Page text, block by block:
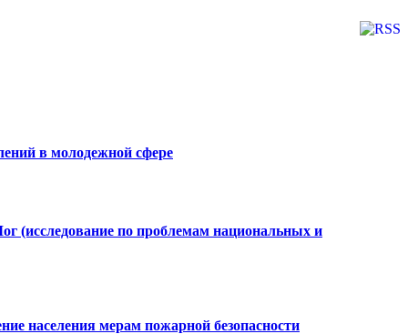
в молодежной сфере
(исследование по проблемам национальных и
населения мерам пожарной безопасности